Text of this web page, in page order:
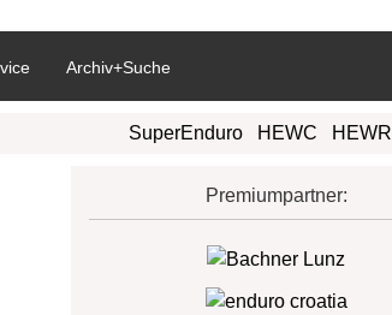
Archiv+Suche
SuperEnduro HEWC HEWR
Premiumpartner: